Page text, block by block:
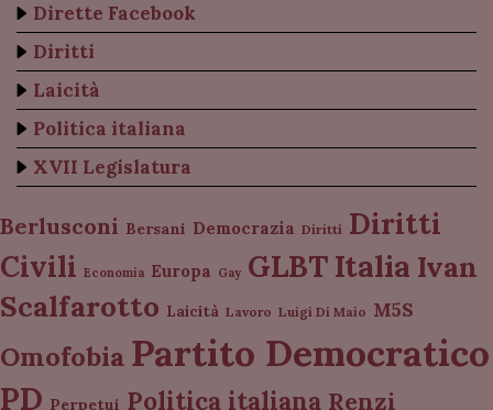
Dirette Facebook
Diritti
Laicità
Politica italiana
XVII Legislatura
Berlusconi Bersani Democrazia Diritti Diritti
Civili Economia Europa Gay GLBT Italia Ivan
Scalfarotto Laicità Lavoro Luigi Di Maio M5S
Omofobia Partito Democratico
PD Perpetui Politica italiana Renzi